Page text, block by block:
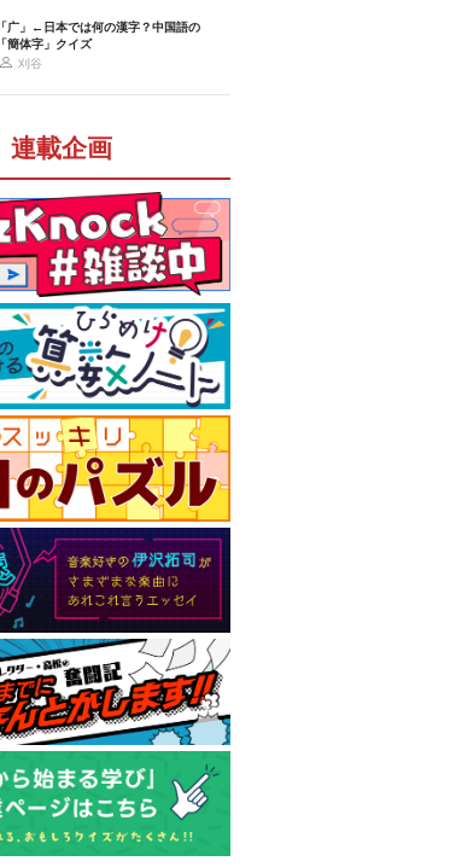
「广」←日本では何の漢字？中国語の
「簡体字」クイズ
刈谷
連載企画